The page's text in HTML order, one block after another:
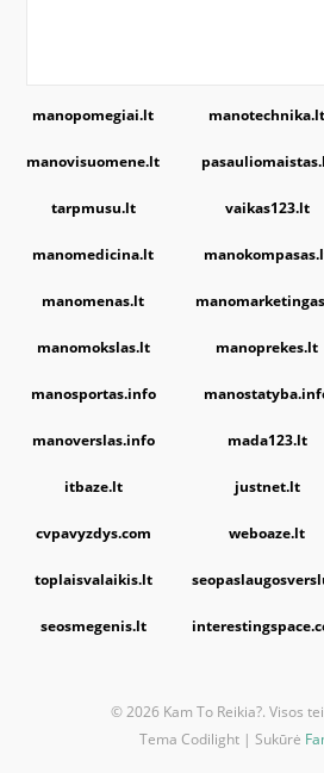
manopomegiai.lt manotechnika.lt
manovisuomene.lt
tarpmusu.lt vaikas123.lt
manomedicina.lt
manomenas.lt
manomokslas.lt manoprekes.lt
manosportas.info
manoverslas.info mada123.lt
itbaze.lt justnet.lt
cvpavyzdys.com weboaze.lt
toplaisvalaikis.lt
seosmegenis.lt
© 2026 Kam To Reikia?. Visos
Tema Codilight | Sukūrė